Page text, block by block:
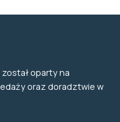
oparty na
oraz doradztwie w